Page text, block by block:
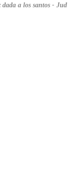
a los santos - Jud